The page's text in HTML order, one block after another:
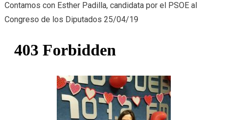
Padilla
Contamos con Esther Padilla, candidata por el PSOE al
Congreso de los Diputados 25/04/19